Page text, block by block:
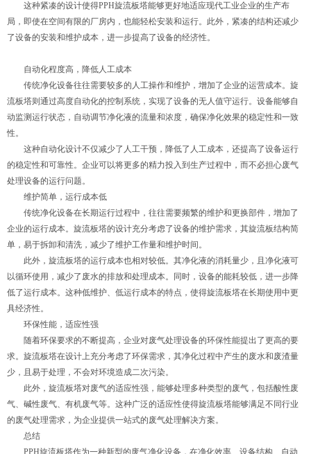
这种紧凑的设计使得PPH旋流板塔能够更好地适应现代工业企业的生产布
局，即使在空间有限的厂房内，也能轻松安装和运行。此外，紧凑的结构还减少
了设备的安装和维护成本，进一步提高了设备的经济性。
自动化程度高，降低人工成本
传统净化设备往往需要较多的人工操作和维护，增加了企业的运营成本。旋
流板塔则通过高度自动化的控制系统，实现了设备的无人值守运行。设备能够自
动监测运行状态，自动调节净化液的流量和浓度，确保净化效果的稳定性和一致
性。
这种自动化设计不仅减少了人工干预，降低了人工成本，还提高了设备运行
的稳定性和可靠性。企业可以将更多的精力投入到生产过程中，而不必担心废气
处理设备的运行问题。
维护简单，运行成本低
传统净化设备在长期运行过程中，往往需要频繁的维护和更换部件，增加了
企业的运行成本。旋流板塔的设计充分考虑了设备的维护需求，其旋流板结构简
单，易于拆卸和清洗，减少了维护工作量和维护时间。
此外，旋流板塔的运行成本也相对较低。其净化液的消耗量少，且净化液可
以循环使用，减少了废水的排放和处理成本。同时，设备的能耗较低，进一步降
低了运行成本。这种低维护、低运行成本的特点，使得旋流板塔在长期使用中更
具经济性。
环保性能，适应性强
随着环保要求的不断提高，企业对废气处理设备的环保性能提出了更高的要
求。旋流板塔在设计上充分考虑了环保需求，其净化过程中产生的废水和废渣量
少，且易于处理，不会对环境造成二次污染。
此外，旋流板塔对废气的适应性强，能够处理多种类型的废气，包括酸性废
气、碱性废气、有机废气等。这种广泛的适应性使得旋流板塔能够满足不同行业
的废气处理需求，为企业提供一站式的废气处理解决方案。
总结
PPH旋流板塔作为一种新型的废气净化设备，在净化效率、设备结构、自动